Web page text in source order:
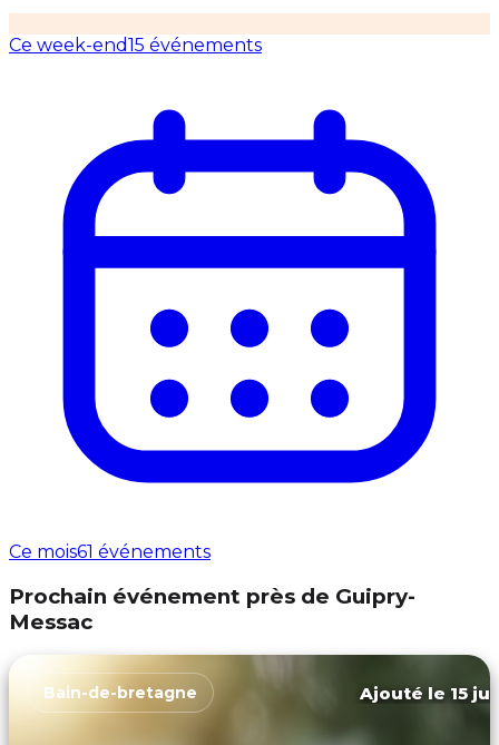
Ce week-end15 événements
Ce mois61 événements
Prochain événement près de Guipry-
Messac
Bain-de-bretagne Ajouté le 15